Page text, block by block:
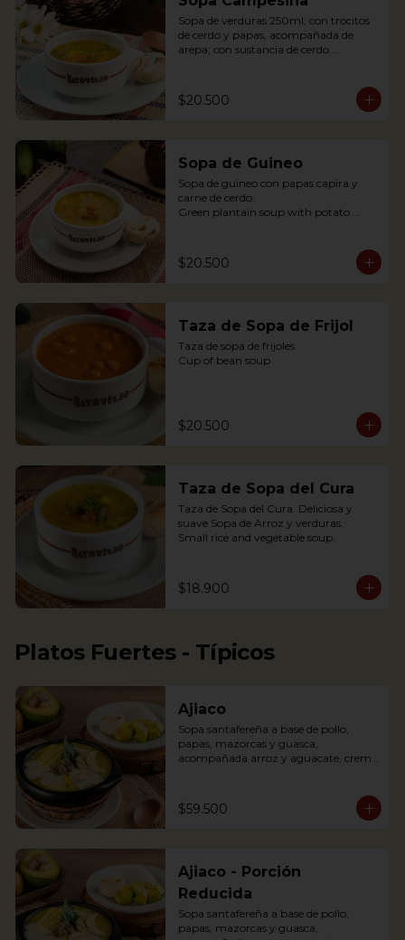
Sopa de verduras 250ml, con trocitos
de cerdo y papas, acompañada de
arepa; con sustancia de cerdo.
arepa; with pork substance.
$20.500
Sopa de Guineo
Sopa de guineo con papas capira y
carne de cerdo.
Green plantain soup with potato
$20.500
Taza de Sopa de Frijol
Taza de sopa de frijoles
Cup of bean soup
$20.500
Taza de Sopa del Cura
Taza de Sopa del Cura. Deliciosa y
suave Sopa de Arroz y verduras.
Small rice and vegetable soup.
$18.900
Platos Fuertes - Típicos
Ajiaco
Sopa santafereña a base de pollo,
papas, mazorcas y guasca,
acompañada arroz y aguacate, crema
An Ajiaco is Bogota’s chicken and
potato soup with corn on the cob and
$59.500
Ajiaco - Porción
Reducida
Sopa santafereña a base de pollo,
papas, mazorcas y guasca,